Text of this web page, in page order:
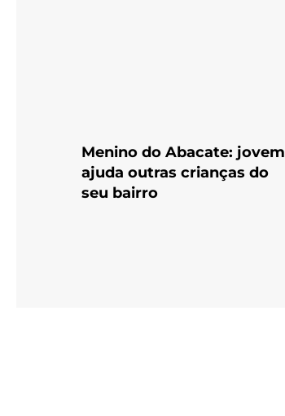
Menino do Abacate: jovem
ajuda outras crianças do
seu bairro